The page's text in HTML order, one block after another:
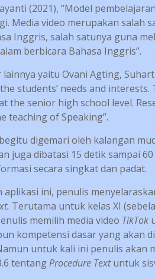
(2021), “Model
Media video merupakan salah
Inggris, salah satunya guna
berbicara Bahasa Inggris”.
yaitu Ovani Agting,
students’ needs and
the senior high school level.
teaching of Speaking”.
begitu digemari oleh kalangan
juga dibatasi 15 detik sampai
secara singkat dan padat.
aplikasi ini, penulis
Terutama untuk kelas XI
memilih media video TikTok
kompetensi dasar yang
untuk kali ini penulis akan
tentangProcedure Textuntuk